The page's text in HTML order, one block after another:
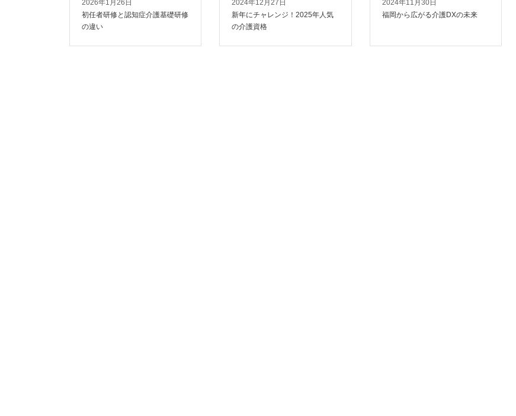
2026年1月26日
初任者研修と認知症介護基礎研修
の違い
2024年12月27日
新年にチャレンジ！2025年人気
の介護資格
2024年11月30日
福岡から広がる介護DXの未来